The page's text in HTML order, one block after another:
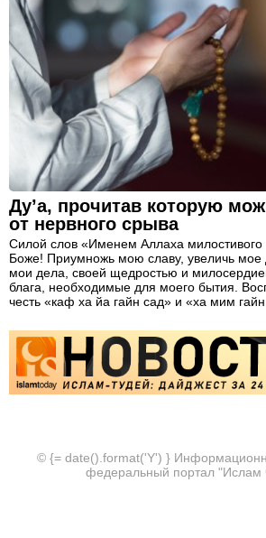
Ду’а, прочитав которую
от нервного срыва
Силой слов «Именем Аллаха милостивого
Боже! Приумножь мою славу, увеличь мое
мои дела, своей щедростью и
блага, необходимые для моего бытия.
честь «каф ха йа гайн сад» и «ха мим
© {= date().format('Y') }
федеральный портал "Ислам